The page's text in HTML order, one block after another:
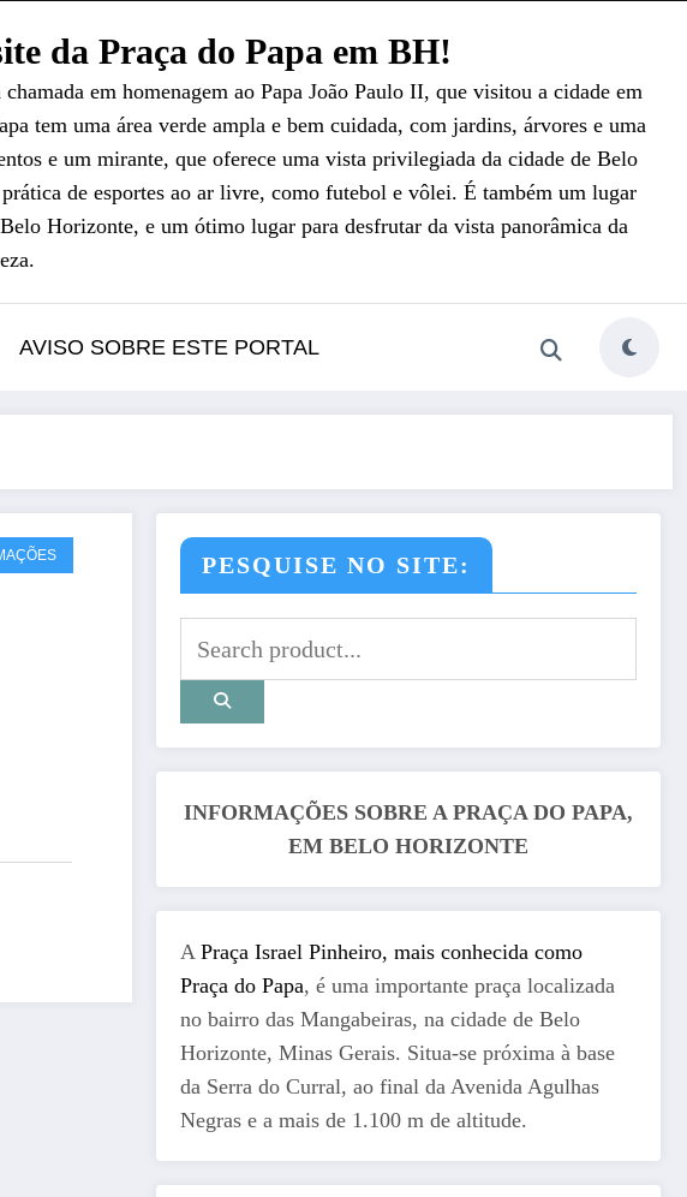
da Praça do Papa em BH!
em homenagem ao Papa João Paulo II, que visitou a cidade em
tem uma área verde ampla e bem cuidada, com jardins, árvores e uma
e um mirante, que oferece uma vista privilegiada da cidade de Belo
de esportes ao ar livre, como futebol e vôlei. É também um lugar
Horizonte, e um ótimo lugar para desfrutar da vista panorâmica da
AVISO SOBRE ESTE PORTAL
PESQUISE NO SITE:
INFORMAÇÕES SOBRE A PRAÇA DO PAPA,
EM BELO HORIZONTE
APraça Israel Pinheiro, mais conhecida como
Praça do Papa, é uma importante praça localizada
no bairro das Mangabeiras, na cidade de Belo
Horizonte, Minas Gerais. Situa-se próxima à base
da Serra do Curral, ao final da Avenida Agulhas
Negras e a mais de 1.100 m de altitude.